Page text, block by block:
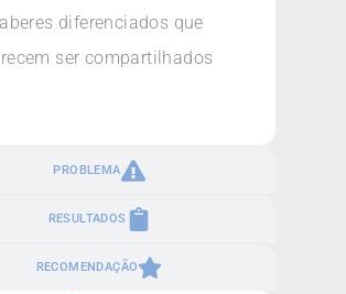
PROBLEMA
RESULTADOS
RECOMENDAÇÃO
diferenciados que
ser compartilhados